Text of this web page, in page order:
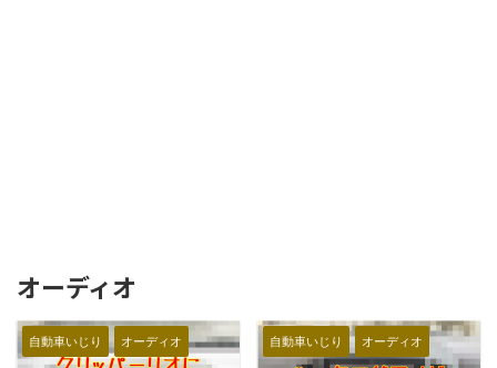
オーディオ
自動車いじり オーディオ 自動車いじり オーディオ